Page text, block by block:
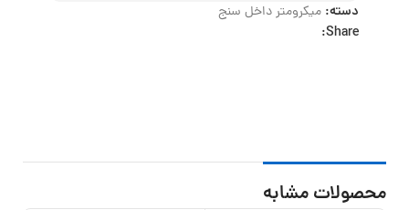
دسته: میکرومتر داخل سنج
Share:
محصولات مشابه